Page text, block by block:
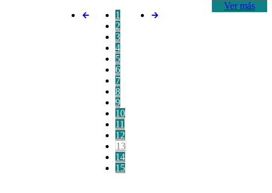
Ver más
1
2
3
4
5
6
7
8
9
10
11
12
13
14
15